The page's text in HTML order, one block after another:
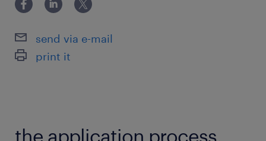
キュリティエンジニア
最寄駅
日比谷線、大江戸線／六本木駅（徒歩5分）
休日休暇
send via e-mail
print it
the application process.